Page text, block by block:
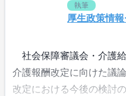
執筆
厚生政策情
社会保障審議会・介護
介護報酬改定に向けた議
改定における今後の検討